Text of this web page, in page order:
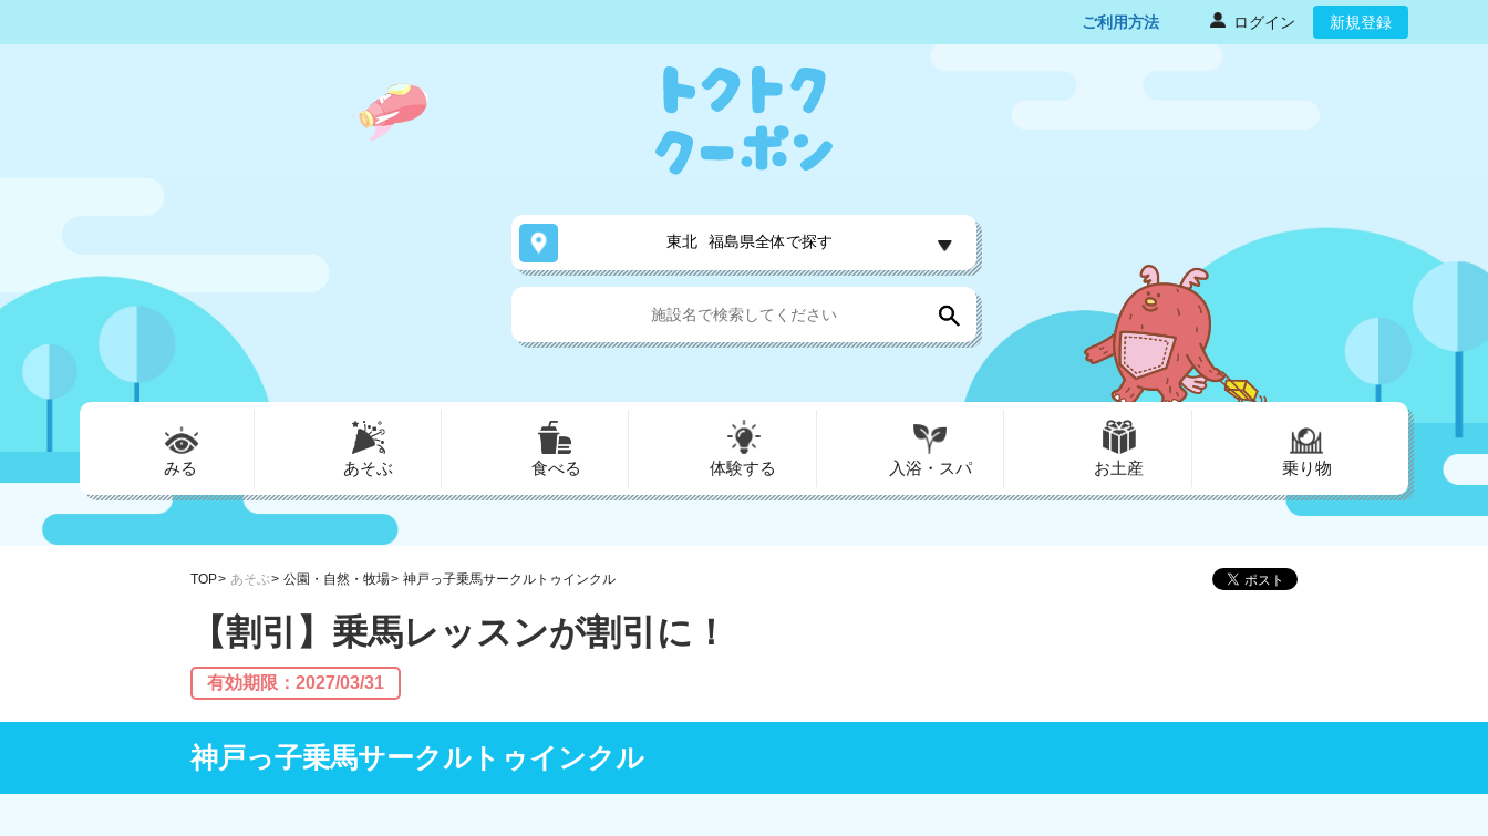
ご利用方法 ログイン 新規登録
東北 福島県全体で探す
みる あそぶ 食べる 体験する 入浴・スパ お土産 乗り物
TOP あそぶ 公園・自然・牧場 神戸っ子乗馬サークルトゥインクル
【割引】乗馬レッスンが割引に！
有効期限：2027/03/31
神戸っ子乗馬サークルトゥインクル